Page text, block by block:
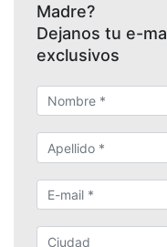
Madre?
Dejanos tu e-
exclusivos